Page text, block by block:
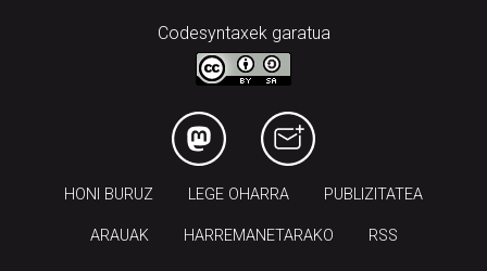
Codesyntaxek garatua
HONI BURUZ LEGE OHARRA PUBLIZITATEA
ARAUAK HARREMANETARAKO RSS